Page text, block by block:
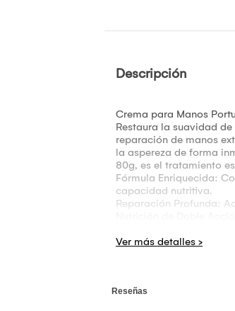
Descripción
Crema para Manos
Restaura la suavidad
reparación de manos
la aspereza de forma
80g, es el tratamiento
Fórmula Enriquecida:
capacidad nutritiva.
Reparación Profunda: